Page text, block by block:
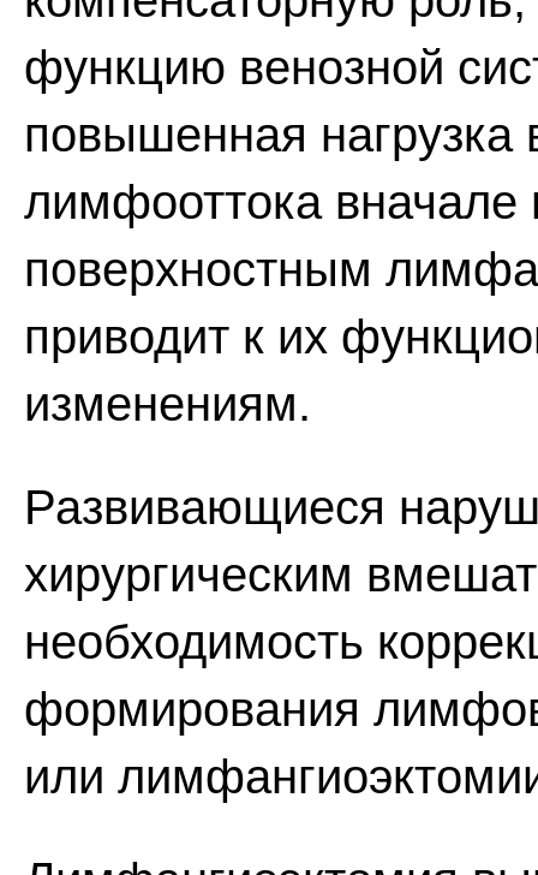
функцию венозной
повышенная
лимфооттока вначале
поверхностным
приводит к их
изменениям.
Развивающиеся
хирургическим
необходимость
формирования
или